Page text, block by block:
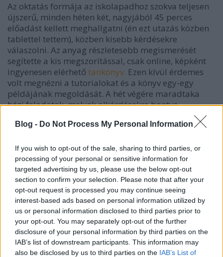
Blog - Do Not Process My Personal Information
If you wish to opt-out of the sale, sharing to third parties, or
processing of your personal or sensitive information for
targeted advertising by us, please use the below opt-out
section to confirm your selection. Please note that after your
opt-out request is processed you may continue seeing
interest-based ads based on personal information utilized by
us or personal information disclosed to third parties prior to
your opt-out. You may separately opt-out of the further
disclosure of your personal information by third parties on the
IAB’s list of downstream participants. This information may
also be disclosed by us to third parties on the IAB’s List of
Az oktatás formája az iskolapadhoz szokva teljesen
újszerű, minden héten két, nagyjából 45 perces
előadást kellett meghallgatni (én ezt utazás közben
tablettel tettem), közben kisebb kérdésekre
válaszolni. Az anyag részletesebb megismerését
segítette a kis megszorítással, csak online, képként
ingyenesen elérhető tankönyv. Ezen kívül érdemes
volt megnézni a tutorialokat és a könyv egy-egy
példájának megoldását. A hét végére maradtaka
házi feladatok, melyek alkérdésekre bontva
segítették az intuíció kialakulását az anyag további
megismerését. Az alkérdésekre tetszőleges számú
akár egy hosszú képlet is, egy zöld pipa volt a
jutalom. A laborban valamivel egyszerűbb, inkább a
mérésre, áramkörök létrehozására koncentráló
feladatokkal lehetett találkozni. A házi feladatokból,
laborokból kialakult - maximum 15-15%-os
pontszám mellett egy félévközi (30%) és egy végső
vizsga (40%) - itt már csak 3 próbálkozási lehetőség
volt egy kérdésnél - együtteséből állt elő a végső
jegy, az elektronikus oklevélhez minimum 60%-ot
kellett teljesíteni.